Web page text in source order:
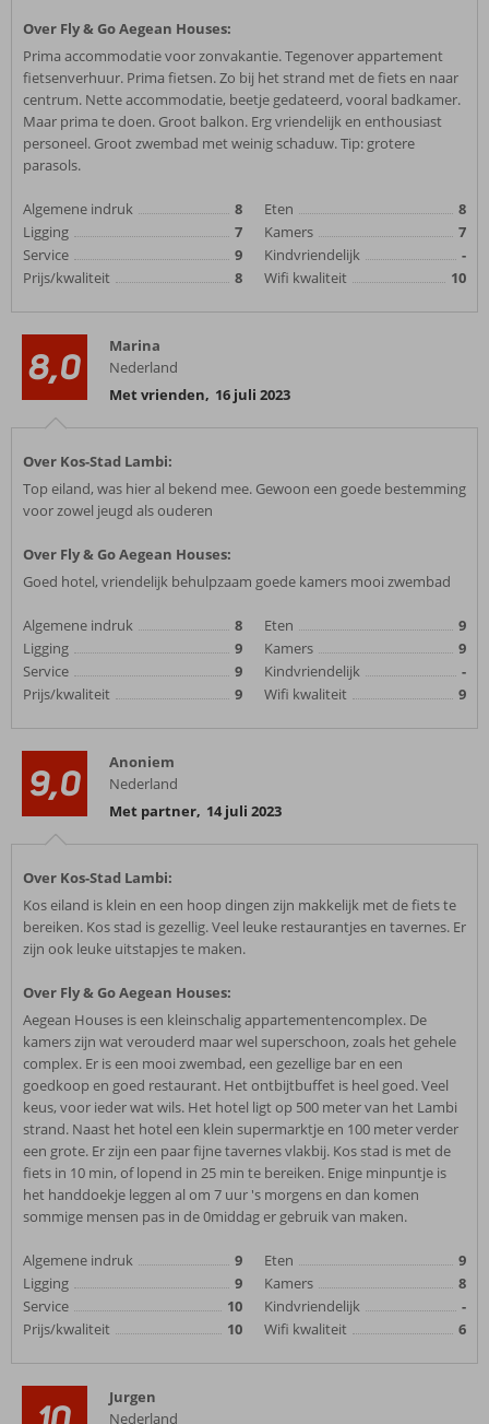
Over Fly & Go Aegean Houses:
Prima accommodatie voor zonvakantie. Tegenover appartement
fietsenverhuur. Prima fietsen. Zo bij het strand met de fiets en naar
centrum. Nette accommodatie, beetje gedateerd, vooral badkamer.
Maar prima te doen. Groot balkon. Erg vriendelijk en enthousiast
personeel. Groot zwembad met weinig schaduw. Tip: grotere
parasols.
Algemene indruk
8
Ligging
7
Service
9
Prijs/kwaliteit
8
Eten
8
Kamers
7
Kindvriendelijk
-
Wifi kwaliteit
10
8,0
Marina
Nederland
Met vrienden, 16 juli 2023
Over Kos-Stad Lambi:
Top eiland, was hier al bekend mee. Gewoon een goede bestemming
voor zowel jeugd als ouderen
Over Fly & Go Aegean Houses:
Goed hotel, vriendelijk behulpzaam goede kamers mooi zwembad
Algemene indruk
8
Ligging
9
Service
9
Prijs/kwaliteit
9
Eten
9
Kamers
9
Kindvriendelijk
-
Wifi kwaliteit
9
9,0
Anoniem
Nederland
Met partner, 14 juli 2023
Over Kos-Stad Lambi:
Kos eiland is klein en een hoop dingen zijn makkelijk met de fiets te
bereiken. Kos stad is gezellig. Veel leuke restaurantjes en tavernes. Er
zijn ook leuke uitstapjes te maken.
Over Fly & Go Aegean Houses:
Aegean Houses is een kleinschalig appartementencomplex. De
kamers zijn wat verouderd maar wel superschoon, zoals het gehele
complex. Er is een mooi zwembad, een gezellige bar en een
goedkoop en goed restaurant. Het ontbijtbuffet is heel goed. Veel
keus, voor ieder wat wils. Het hotel ligt op 500 meter van het Lambi
strand. Naast het hotel een klein supermarktje en 100 meter verder
een grote. Er zijn een paar fijne tavernes vlakbij. Kos stad is met de
fiets in 10 min, of lopend in 25 min te bereiken. Enige minpuntje is
het handdoekje leggen al om 7 uur 's morgens en dan komen
sommige mensen pas in de 0middag er gebruik van maken.
Algemene indruk
9
Ligging
9
Service
10
Prijs/kwaliteit
10
Eten
9
Kamers
8
Kindvriendelijk
-
Wifi kwaliteit
6
Jurgen
Nederland